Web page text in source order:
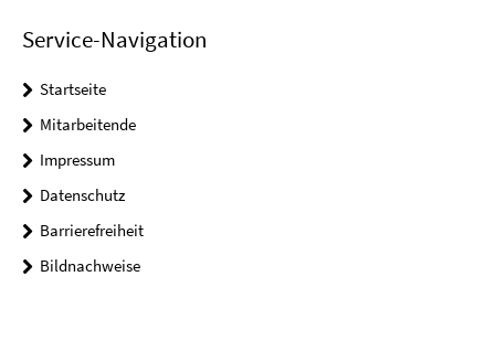
Service-Navigation
Startseite
Mitarbeitende
Impressum
Datenschutz
Barrierefreiheit
Bildnachweise